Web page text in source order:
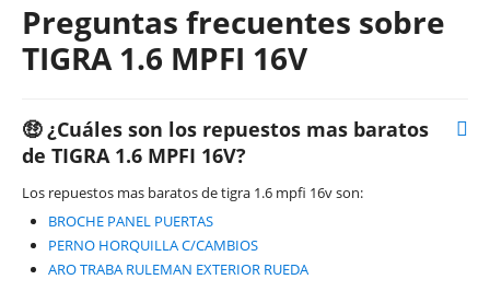
Preguntas frecuentes sobre
TIGRA 1.6 MPFI 16V
🤑 ¿Cuáles son los repuestos mas baratos
de TIGRA 1.6 MPFI 16V?
Los repuestos mas baratos de tigra 1.6 mpfi 16v son:
BROCHE PANEL PUERTAS
PERNO HORQUILLA C/CAMBIOS
ARO TRABA RULEMAN EXTERIOR RUEDA